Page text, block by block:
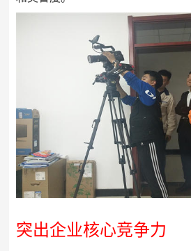
突出企业核心竞争力